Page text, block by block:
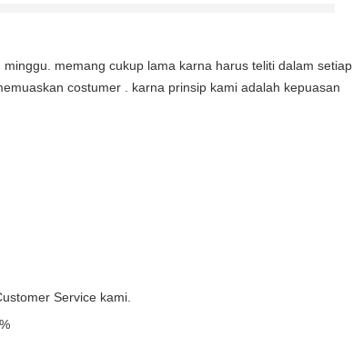
memang cukup lama karna harus teliti dalam setiap
costumer . karna prinsip kami adalah kepuasan
Service kami.